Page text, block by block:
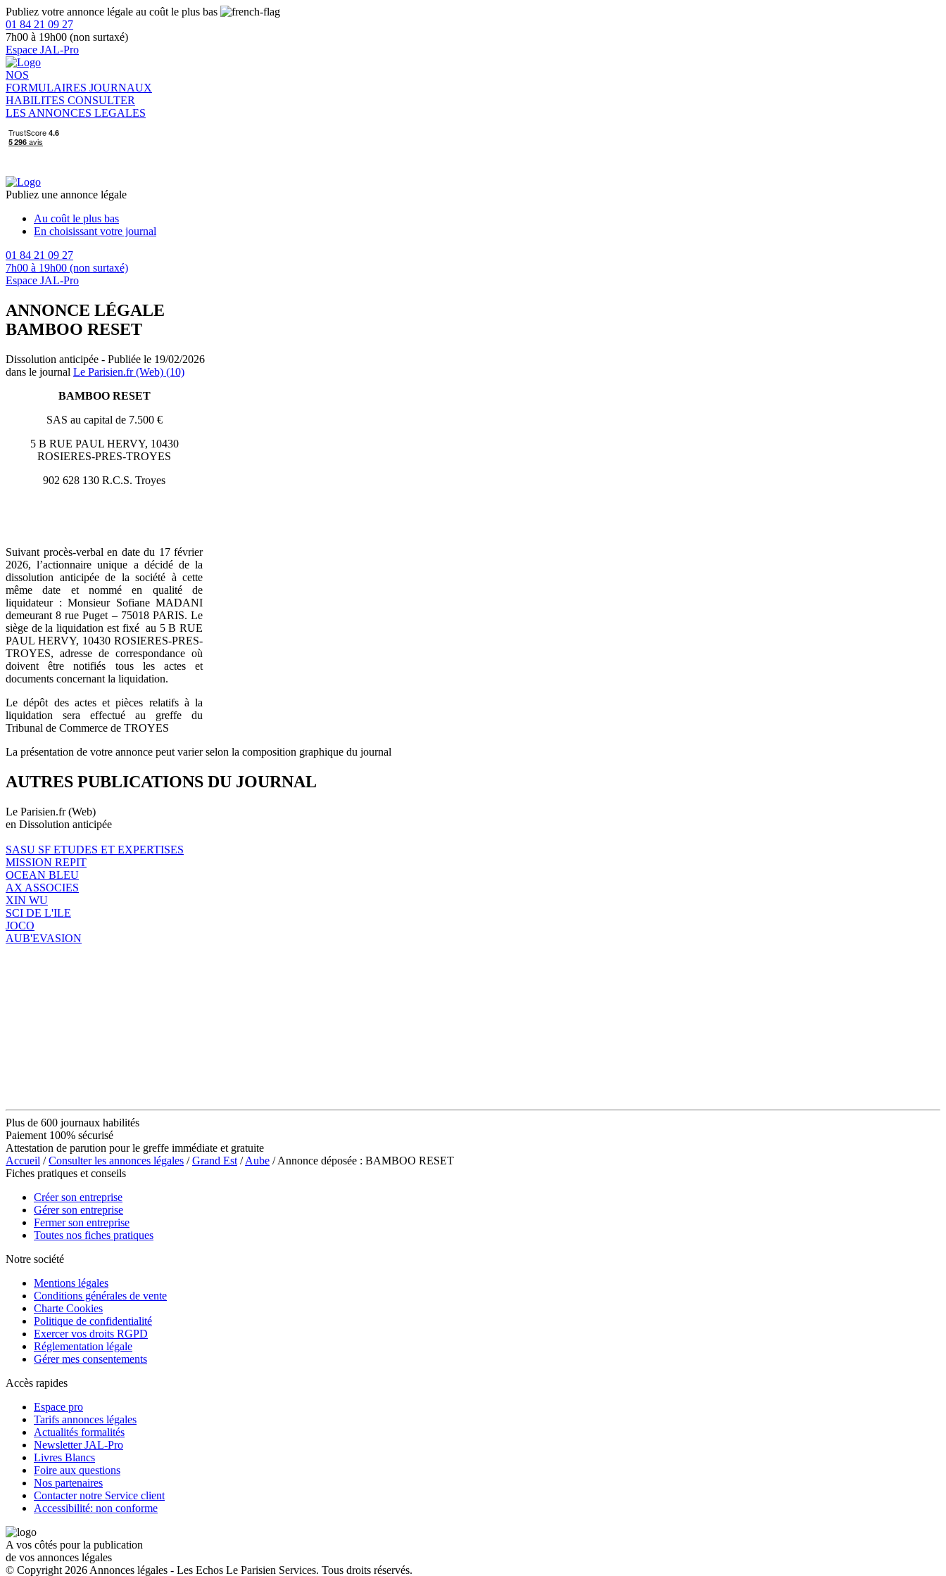
Publiez votre annonce légale au coût le plus bas
01 84 21 09 27
7h00 à 19h00 (non surtaxé)
Espace JAL-Pro
NOS
FORMULAIRES JOURNAUX
HABILITES CONSULTER
LES ANNONCES LEGALES
Publiez une annonce légale
Au coût le plus bas
En choisissant votre journal
01 84 21 09 27
7h00 à 19h00 (non surtaxé)
Espace JAL-Pro
ANNONCE LÉGALE
BAMBOO RESET
Dissolution anticipée - Publiée le 19/02/2026
dans le journal Le Parisien.fr (Web) (10)
BAMBOO RESET
SAS au capital de 7.500 €
5 B RUE PAUL HERVY, 10430
ROSIERES-PRES-TROYES
902 628 130 R.C.S. Troyes
Suivant procès-verbal en date du 17 février
2026, l’actionnaire unique a décidé de la
dissolution anticipée de la société à cette
même date et nommé en qualité de
liquidateur : Monsieur Sofiane MADANI
demeurant 8 rue Puget – 75018 PARIS. Le
siège de la liquidation est fixé au 5 B RUE
PAUL HERVY, 10430 ROSIERES-PRES-
TROYES, adresse de correspondance où
doivent être notifiés tous les actes et
documents concernant la liquidation.
Le dépôt des actes et pièces relatifs à la
liquidation sera effectué au greffe du
Tribunal de Commerce de TROYES
La présentation de votre annonce peut varier selon la composition graphique du journal
AUTRES PUBLICATIONS DU JOURNAL
Le Parisien.fr (Web)
en Dissolution anticipée
SASU SF ETUDES ET EXPERTISES
MISSION REPIT
OCEAN BLEU
AX ASSOCIES
XIN WU
SCI DE L'ILE
JOCO
AUB'EVASION
Plus de 600 journaux habilités
Paiement 100% sécurisé
Attestation de parution pour le greffe immédiate et gratuite
Accueil /Consulter les annonces légales /Grand Est /Aube / Annonce déposée : BAMBOO RESET
Fiches pratiques et conseils
Créer son entreprise
Gérer son entreprise
Fermer son entreprise
Toutes nos fiches pratiques
Notre société
Mentions légales
Conditions générales de vente
Charte Cookies
Politique de confidentialité
Exercer vos droits RGPD
Réglementation légale
Gérer mes consentements
Accès rapides
Espace pro
Tarifs annonces légales
Actualités formalités
Newsletter JAL-Pro
Livres Blancs
Foire aux questions
Nos partenaires
Contacter notre Service client
Accessibilité: non conforme
A vos côtés pour la publication
de vos annonces légales
© Copyright 2026 Annonces légales - Les Echos Le Parisien Services. Tous droits réservés.